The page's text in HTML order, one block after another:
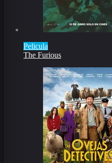
Pelicula
The Furious